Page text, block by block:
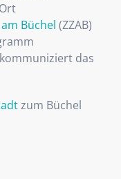
Büchel (ZZAB)
das
zum Büchel